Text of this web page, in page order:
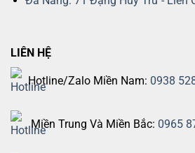
LIÊN HỆ
Hotline/Zalo Miền Nam: 0938
Miền Trung Và Miền Bắc: 0965